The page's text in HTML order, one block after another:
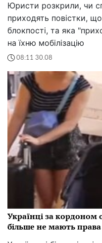
Юристи розкрили, чи
приходять повістки,
блокпості, та яка
на їхню мобілізацію
08:11 30.08
Українці за
більше не мають права